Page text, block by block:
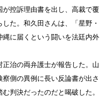
控訴理由書を出し、高裁で覆
た。和久田さんは、「星野・
に届くという闘いを法廷内外
治の両弁護士が報告した。山
側の異例に長い反論書が出さ
判決だったのだと喝破した。